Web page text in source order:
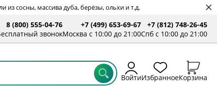
сосны, массива дуба, берёзы, ольхи и т.д.
8 (800) 555-04-76
звонок
+7 (499) 653-69-67
Москва с 10:00 до 21:00
+7 (812) 748-26-45
Спб с 10:00 до 21:00
ВойтиИзбранноеКорзина